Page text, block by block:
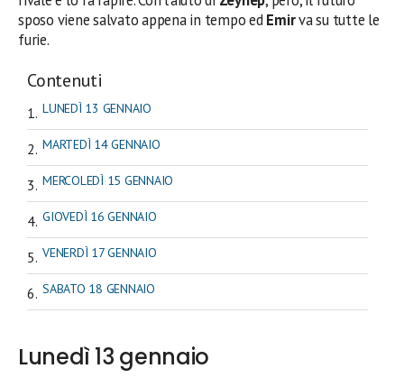
sposo viene salvato appena in tempo edEmirva su tutte le
furie.
Contenuti
LUNEDÌ 13 GENNAIO
MARTEDÌ 14 GENNAIO
MERCOLEDÌ 15 GENNAIO
GIOVEDÌ 16 GENNAIO
VENERDÌ 17 GENNAIO
SABATO 18 GENNAIO
Lunedì 13 gennaio